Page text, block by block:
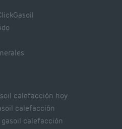
calefacción hoy
calefacción
calefacción